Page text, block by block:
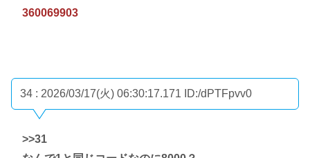
360069903
34 : 2026/03/17(火) 06:30:17.171 ID:/dPTFpvv0
>>31